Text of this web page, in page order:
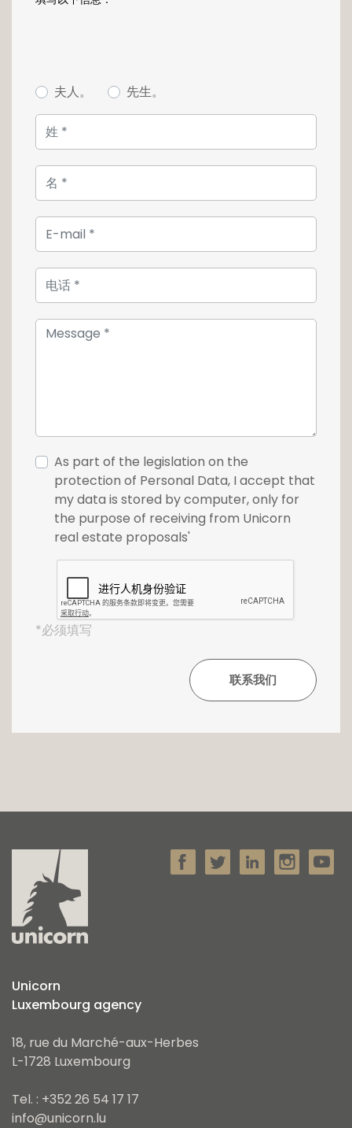
piétons et dispose d'une aire de jeux pour
à la détente.
La situation géographique de ces résidences
est idéal car elle permet d'allier vie moderne
et vie communautaire, au sein d'un écrin de
verdure. Elle dispose également d'un centre
de quartier animé composé d'une multitudes
de services et de commerces comme une
grande épicerie, une boulangerie, des
restaurants, des complexes sportifs, un hôtel,
un centre …
visite, contactez notre agence immobilière
Unicorn au +352 26 54 17 17 ou par e-mail
info@unicorn.lu
夫人。 先生。
As part of the legislation on the
protection of Personal Data, I accept that
my data is stored by computer, only for
the purpose of receiving from Unicorn
real estate proposals'
*必须填写
Unicorn
Luxembourg agency
18, rue du Marché-aux-Herbes
L-1728 Luxembourg
Tel. : +352 26 54 17 17
info@unicorn.lu